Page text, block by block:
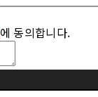
에 동의합니다.